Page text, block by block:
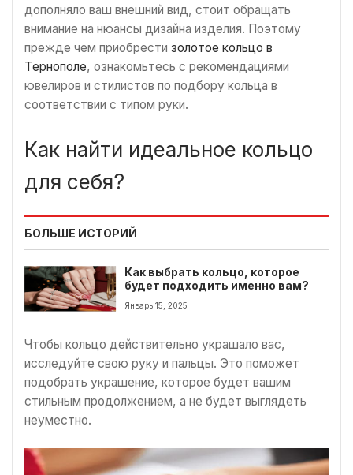
дополняло ваш внешний вид, стоит обращать
внимание на нюансы дизайна изделия. Поэтому
прежде чем приобрести золотое кольцо в
Тернополе, ознакомьтесь с рекомендациями
ювелиров и стилистов по подбору кольца в
соответствии с типом руки.
Как найти идеальное кольцо
для себя?
БОЛЬШЕ ИСТОРИЙ
Как выбрать кольцо, которое
будет подходить именно вам?
Январь 15, 2025
Чтобы кольцо действительно украшало вас,
исследуйте свою руку и пальцы. Это поможет
подобрать украшение, которое будет вашим
стильным продолжением, а не будет выглядеть
неуместно.